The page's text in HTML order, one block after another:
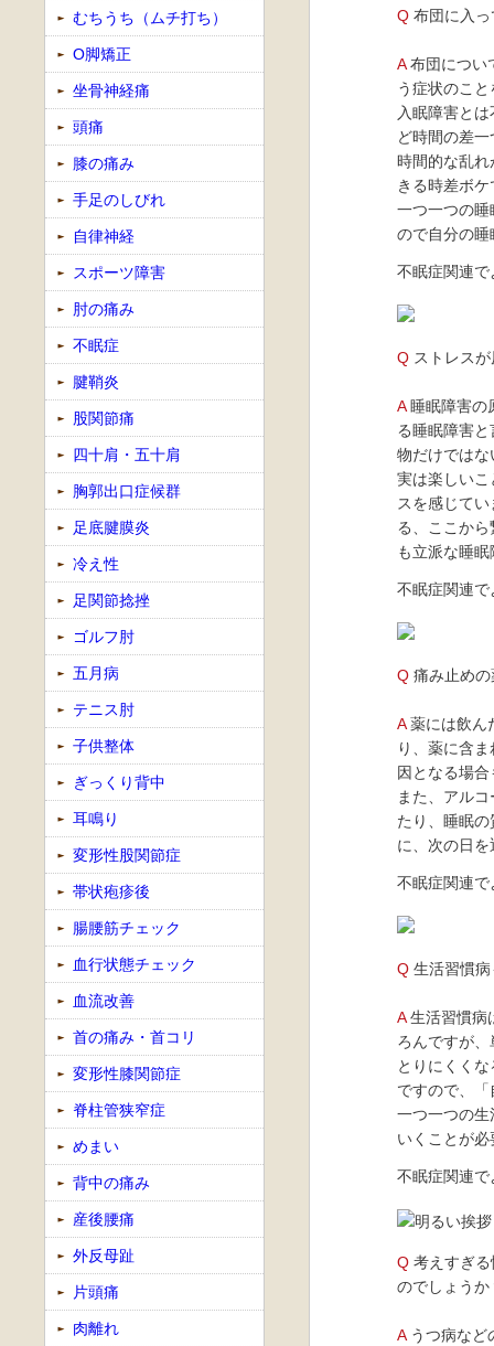
Q 布団に入
A布団につい
う症状のこ
入眠障害と
ど時間の差
時間的な乱
きる時差ボ
一つ一つの
ので自分の
不眠症関連
Q ストレス
A睡眠障害の
る睡眠障害
物だけではな
実は楽しい
スを感じて
る、ここか
も立派な睡
不眠症関連
Q 痛み止め
A薬には飲ん
り、薬に含
因となる場
また、アル
たり、睡眠
に、次の日
不眠症関連
Q 生活習慣
A生活習慣病
ろんですが
とりにくく
ですので、
一つ一つの
いくことが必
不眠症関連
Q 考えすぎ
のでしょうか
Aうつ病など
むちうち（ムチ打ち）
O脚矯正
坐骨神経痛
頭痛
膝の痛み
手足のしびれ
自律神経
スポーツ障害
肘の痛み
不眠症
腱鞘炎
股関節痛
四十肩・五十肩
胸郭出口症候群
足底腱膜炎
冷え性
足関節捻挫
ゴルフ肘
五月病
テニス肘
子供整体
ぎっくり背中
耳鳴り
変形性股関節症
帯状疱疹後
腸腰筋チェック
血行状態チェック
血流改善
首の痛み・首コリ
変形性膝関節症
脊柱管狭窄症
めまい
背中の痛み
産後腰痛
外反母趾
片頭痛
肉離れ